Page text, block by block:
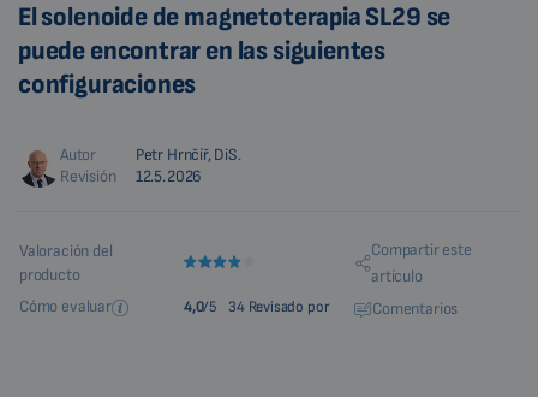
El solenoide de magnetoterapia SL29 se
puede encontrar en las siguientes
configuraciones
Autor
Petr Hrnčíř, DiS.
Revisión
12.5.2026
Valoración del
producto
Cómo evaluar
4,0/5 34 Revisado por
Compartir este
artículo
Comentarios